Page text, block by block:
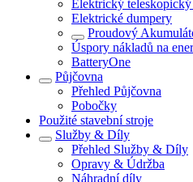
Elektrický teleskopický
Elektrické dumpery
Proudový
Úspory nákladů na
BatteryOne
Půjčovna
Přehled Půjčovna
Pobočky
Použité stavební stroje
Služby & Díly
Přehled Služby & Díly
Opravy & Údržba
Náhradní díly